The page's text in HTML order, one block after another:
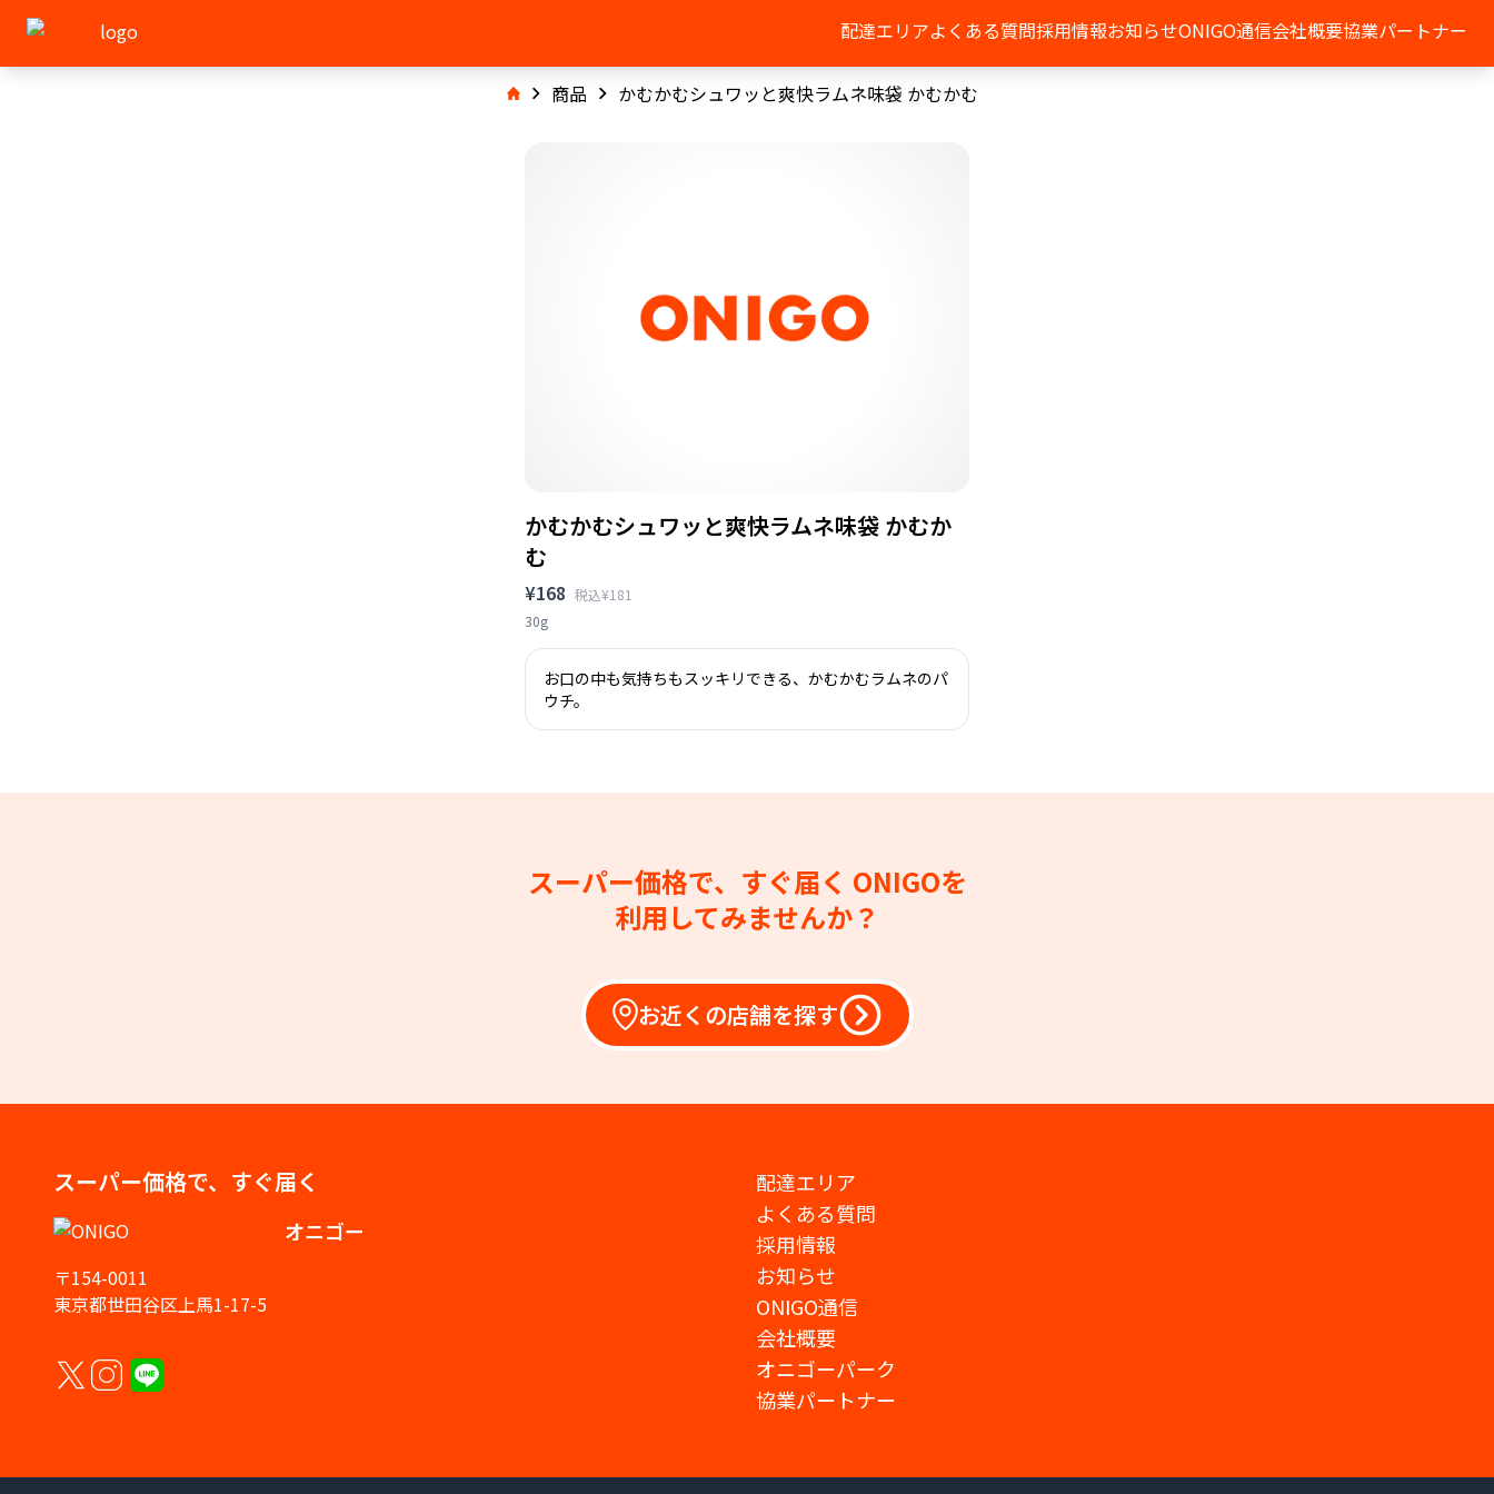
配達エリアよくある質問採用情報お知らせONIGO通信会社概要協業パートナー
商品 かむかむシュワッと爽快ラムネ味袋 かむかむ
かむかむシュワッと爽快ラムネ味袋 かむか
む
¥168 税込¥181
30g
お口の中も気持ちもスッキリできる、かむかむラムネのパ
ウチ。
スーパー価格で、すぐ届く ONIGOを
利用してみませんか？
お近くの店舗を探す
スーパー価格で、すぐ届く
オニゴー
〒154-0011
東京都世田谷区上馬1-17-5
配達エリア
よくある質問
採用情報
お知らせ
ONIGO通信
会社概要
オニゴーパーク
協業パートナー